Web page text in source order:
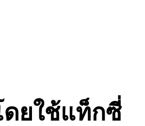
ดยใช้แท็กซี่